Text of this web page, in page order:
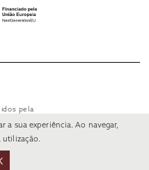
pela
.
a sua experiência. Ao navegar,
utilização.